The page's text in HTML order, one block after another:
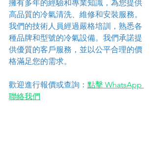
擁有多年的經驗和專業知識，為您提供
高品質的冷氣清洗、維修和安裝服務。
我們的技術人員經過嚴格培訓，熟悉各
種品牌和型號的冷氣設備。我們承諾提
供優質的客戶服務，並以公平合理的價
格滿足您的需求。
歡迎進行報價或查詢： 點擊 WhatsApp
聯絡我們